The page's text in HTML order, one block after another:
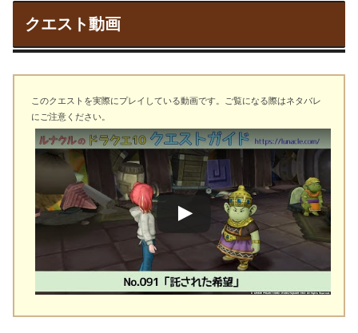
クエスト動画
このクエストを実際にプレイしている動画です。ご覧になる際はネタバレ
にご注意ください。